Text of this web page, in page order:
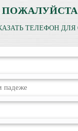
ТЕЛЕФОН ДЛЯ